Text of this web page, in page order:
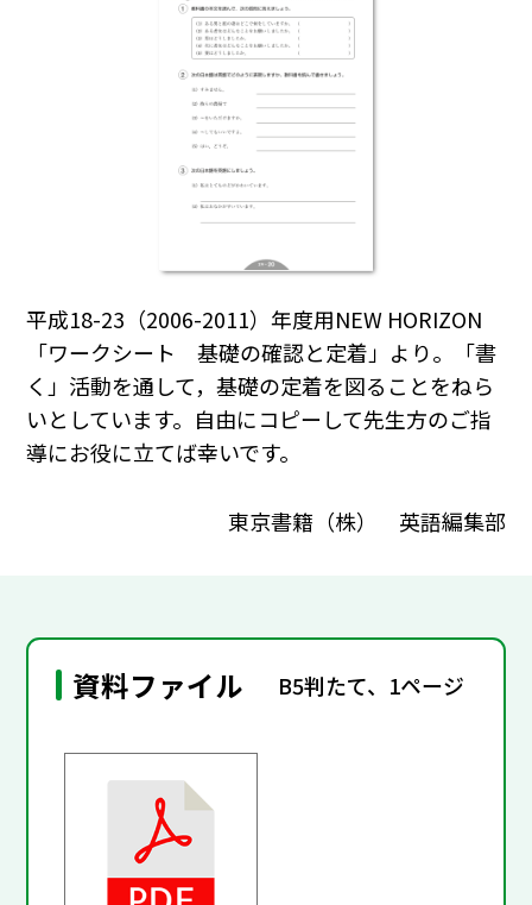
平成18-23（2006-2011）年度用NEW HORIZON
「ワークシート 基礎の確認と定着」より。「書
く」活動を通して，基礎の定着を図ることをねら
いとしています。自由にコピーして先生方のご指
導にお役に立てば幸いです。
東京書籍（株） 英語編集部
資料ファイル B5判たて、1ページ